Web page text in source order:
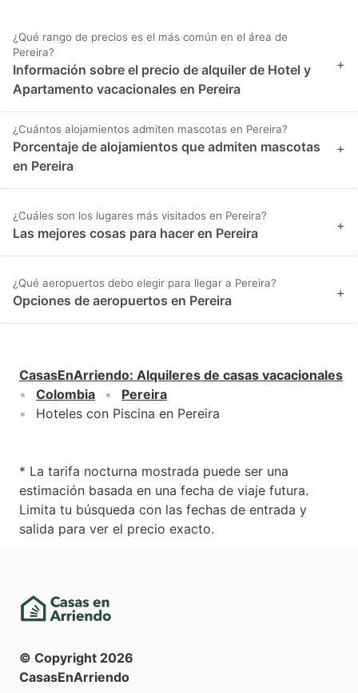
¿Qué rango de precios es el más común en el área de
Pereira?
Información sobre el precio de alquiler de Hotel y
Apartamento vacacionales en Pereira
+
¿Cuántos alojamientos admiten mascotas en Pereira?
Porcentaje de alojamientos que admiten mascotas
en Pereira
+
¿Cuáles son los lugares más visitados en Pereira?
Las mejores cosas para hacer en Pereira +
¿Qué aeropuertos debo elegir para llegar a Pereira?
Opciones de aeropuertos en Pereira +
CasasEnArriendo: Alquileres de casas vacacionales
Colombia
Pereira
Hoteles con Piscina en Pereira
* La tarifa nocturna mostrada puede ser una
estimación basada en una fecha de viaje futura.
Limita tu búsqueda con las fechas de entrada y
salida para ver el precio exacto.
© Copyright 2026
CasasEnArriendo